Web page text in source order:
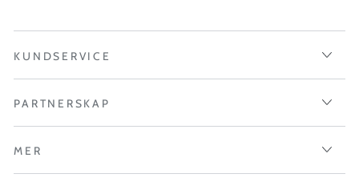
KUNDSERVICE
PARTNERSKAP
MER